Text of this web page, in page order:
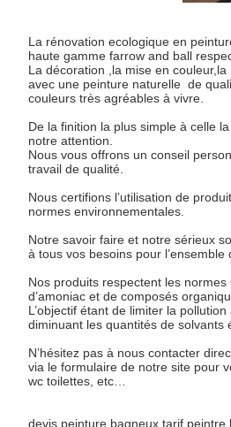
La rénovation ecologique en
haute gamme farrow and ball
La décoration ,la mise en
avec une peinture naturelle de
couleurs très agréables à vivre.
De la finition la plus simple à celle
notre attention.
Nous vous offrons un conseil
travail de qualité.
Nous certifions l’utilisation de
normes environnementales.
Notre savoir faire et notre sérieux
à tous vos besoins pour l’ensemble
Nos produits respectent les normes
d’amoniac et de composés
L’objectif étant de limiter la
diminuant les quantités de solvants
N’hésitez pas à nous contacter
via le formulaire de notre site pour
wc toilettes, etc…
devis peinture bagneux,tarif